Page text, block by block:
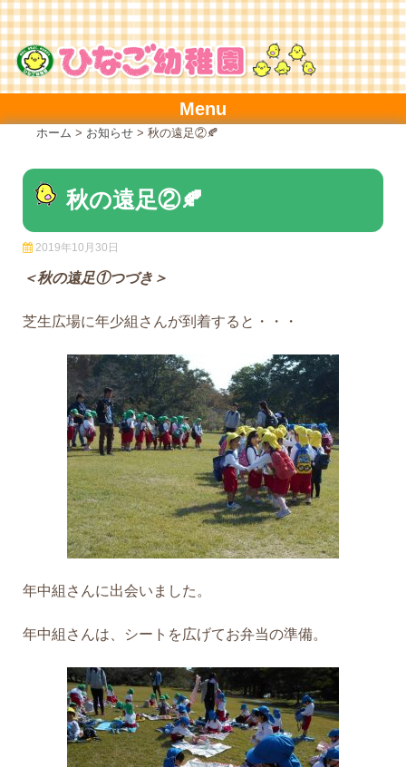
Skip
to
content
Menu
ホーム > お知らせ > 秋の遠足②🍂
秋の遠足②🍂
2019年10月30日
＜秋の遠足①つづき＞
芝生広場に年少組さんが到着すると・・・
年中組さんに出会いました。
年中組さんは、シートを広げてお弁当の準備。